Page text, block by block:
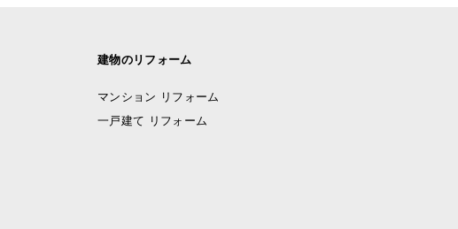
建物のリフォーム
マンション リフォーム
一戸建て リフォーム